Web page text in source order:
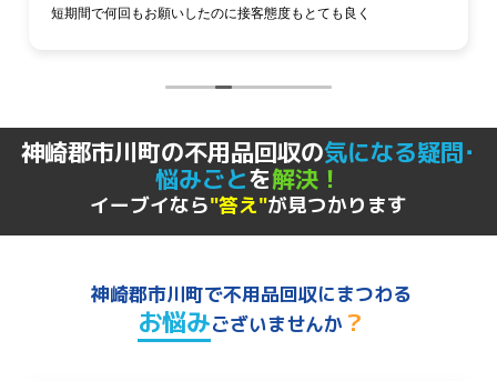
短期間で何回もお願いしたのに接客態度もとても良く
神崎郡市川町の不用品回収の気になる疑問･
悩みごとを解決！
イーブイなら"答え"が見つかります
神崎郡市川町で不用品回収にまつわる
お悩みございませんか ？